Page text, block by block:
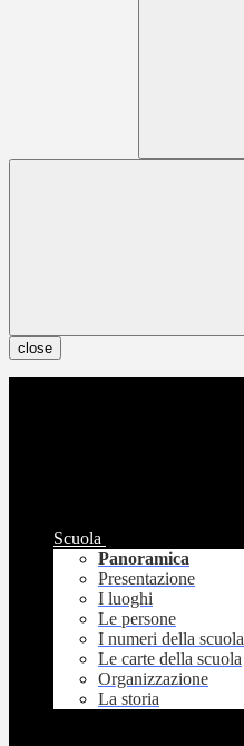
close
Scuola
Panoramica
Presentazione
I luoghi
Le persone
I numeri della scuola
Le carte della scuola
Organizzazione
La storia